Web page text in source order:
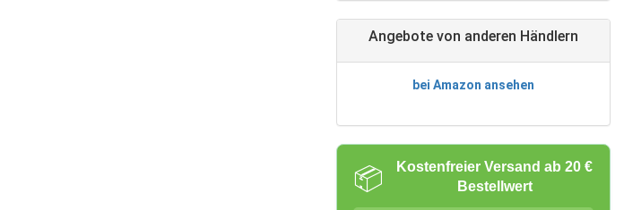
Angebote von anderen Händlern
bei Amazon ansehen
📦
Kostenfreier Versand ab 20 €
Bestellwert